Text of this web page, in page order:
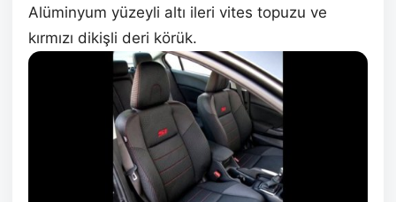
Alüminyum yüzeyli altı ileri vites topuzu ve
kırmızı dikişli deri körük.